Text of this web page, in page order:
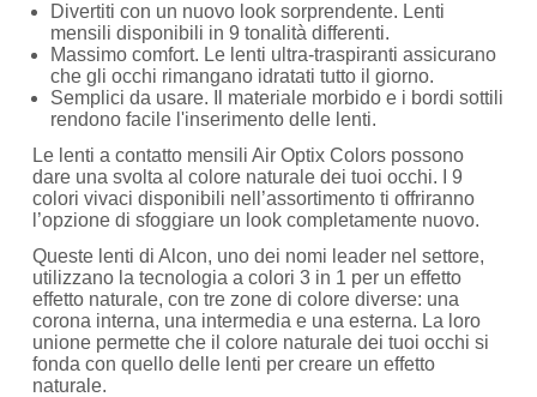
Divertiti con un nuovo look sorprendente. Lenti
mensili disponibili in 9 tonalità differenti.
Massimo comfort. Le lenti ultra-traspiranti assicurano
che gli occhi rimangano idratati tutto il giorno.
Semplici da usare. Il materiale morbido e i bordi sottili
rendono facile l'inserimento delle lenti.
Le lenti a contatto mensili Air Optix Colors possono
dare una svolta al colore naturale dei tuoi occhi. I 9
colori vivaci disponibili nell’assortimento ti offriranno
l’opzione di sfoggiare un look completamente nuovo.
Queste lenti di Alcon, uno dei nomi leader nel settore,
utilizzano la tecnologia a colori 3 in 1 per un effetto
effetto naturale, con tre zone di colore diverse: una
corona interna, una intermedia e una esterna. La loro
unione permette che il colore naturale dei tuoi occhi si
fonda con quello delle lenti per creare un effetto
naturale.